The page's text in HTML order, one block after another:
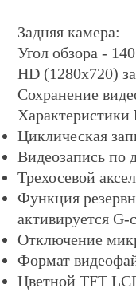
Задняя камера:
Угол обзора -
HD (1280x720)
Сохранение
Характеристики
Циклическая
Видеозапись по
Трехосевой
Функция
активируется
Отключение
Формат
Цветной TFT